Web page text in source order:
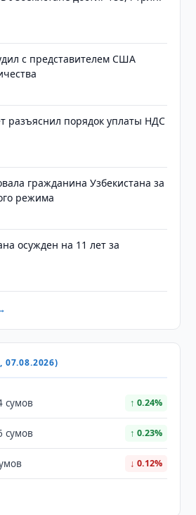
с представителем США
разъяснил порядок уплаты НДС
гражданина Узбекистана за
режима
осужден на 11 лет за
сумов ↑ 0.24%
сумов ↑ 0.23%
↓ 0.12%